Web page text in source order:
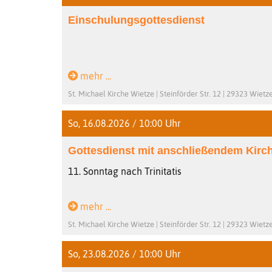
Einschulungsgottesdienst
mehr ...
St. Michael Kirche Wietze | Steinförder Str. 12 | 29323
So, 16.08.2026 / 10:00 Uhr
Gottesdienst mit anschließendem
11. Sonntag nach Trinitatis
mehr ...
St. Michael Kirche Wietze | Steinförder Str. 12 | 29323
So, 23.08.2026 / 10:00 Uhr